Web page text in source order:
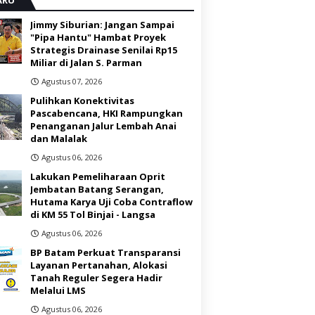
Jimmy Siburian: Jangan Sampai
"Pipa Hantu" Hambat Proyek
Strategis Drainase Senilai Rp15
Miliar di Jalan S. Parman
Agustus 07, 2026
Pulihkan Konektivitas
Pascabencana, HKI Rampungkan
Penanganan Jalur Lembah Anai
dan Malalak
Agustus 06, 2026
Lakukan Pemeliharaan Oprit
Jembatan Batang Serangan,
Hutama Karya Uji Coba Contraflow
di KM 55 Tol Binjai - Langsa
Agustus 06, 2026
BP Batam Perkuat Transparansi
Layanan Pertanahan, Alokasi
Tanah Reguler Segera Hadir
Melalui LMS
Agustus 06, 2026